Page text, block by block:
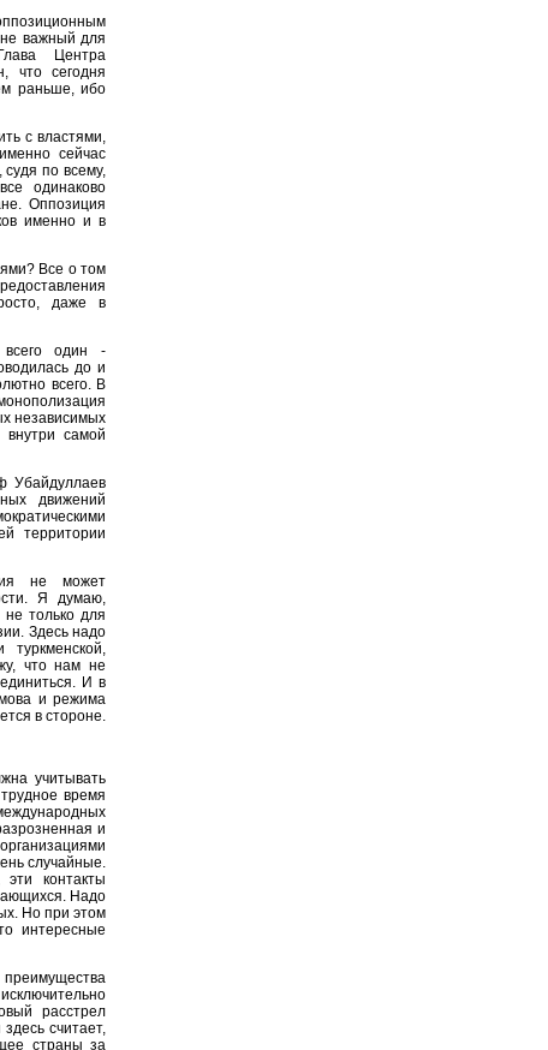
важный для
Центра
что сегодня
раньше, ибо
с властями,
сейчас
по всему,
одинаково
Оппозиция
именно и в
Все о том
даже в
один -
до и
всего. В
независимых
самой
Убайдуллаев
движений
территории
не может
Я думаю,
не только для
Здесь надо
что нам не
И в
и режима
в стороне.
учитывать
время
и
случайные.
эти контакты
Надо
Но при этом
интересные
расстрел
считает,
страны за